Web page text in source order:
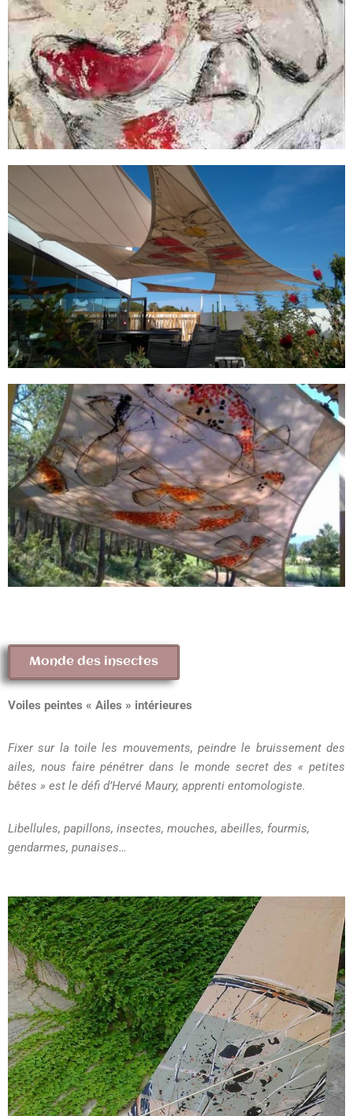
Monde des insectes
Voiles peintes « Ailes » intérieures
Fixer sur la toile les mouvements, peindre le bruissement des
ailes, nous faire pénétrer dans le monde secret des « petites
bêtes » est le défi d’Hervé Maury, apprenti entomologiste.
Libellules, papillons, insectes, mouches, abeilles, fourmis,
gendarmes, punaises…